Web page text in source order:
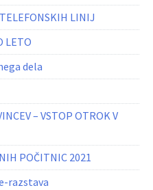
LINIJ
LETO
dela
– VSTOP OTROK V
POČITNIC 2021
razstava